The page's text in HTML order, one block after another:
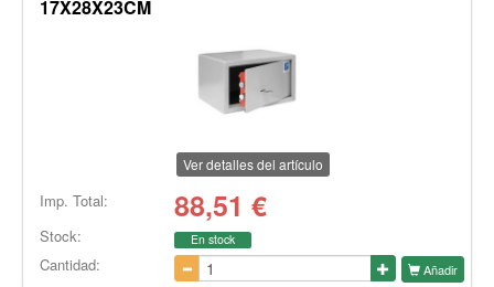
17X28X23CM
Ver detalles del artículo
Imp. Total: 88,51 €
Stock: En stock
Cantidad: Añadir